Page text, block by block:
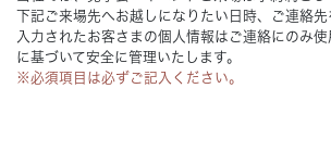
下記ご来場先へお越しになりたい日時、ご連絡先
入力されたお客さまの個人情報はご連絡にのみ
に基づいて安全に管理いたします。
※必須項目は必ずご記入ください。